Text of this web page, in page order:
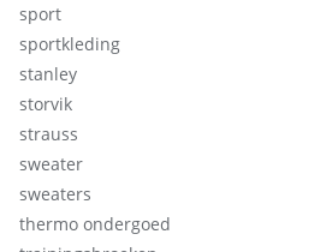
sport
sportkleding
stanley
storvik
strauss
sweater
sweaters
thermo ondergoed